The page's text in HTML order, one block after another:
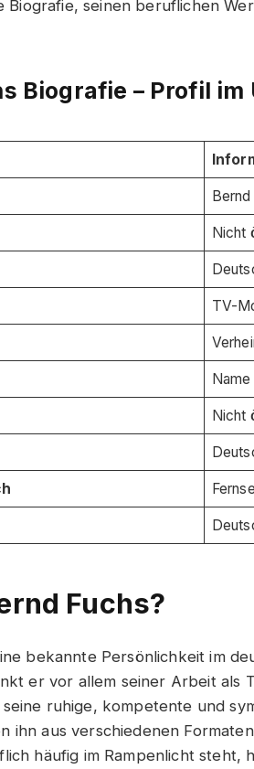
Biografie, seinen beruflichen
Biografie – Profil
Nicht
TV-
Nicht
Fuchs?
bekannte Persönlichkeit im
er vor allem seiner Arbeit als
ruhige, kompetente und
ihn aus verschiedenen
häufig im Rampenlicht steht,